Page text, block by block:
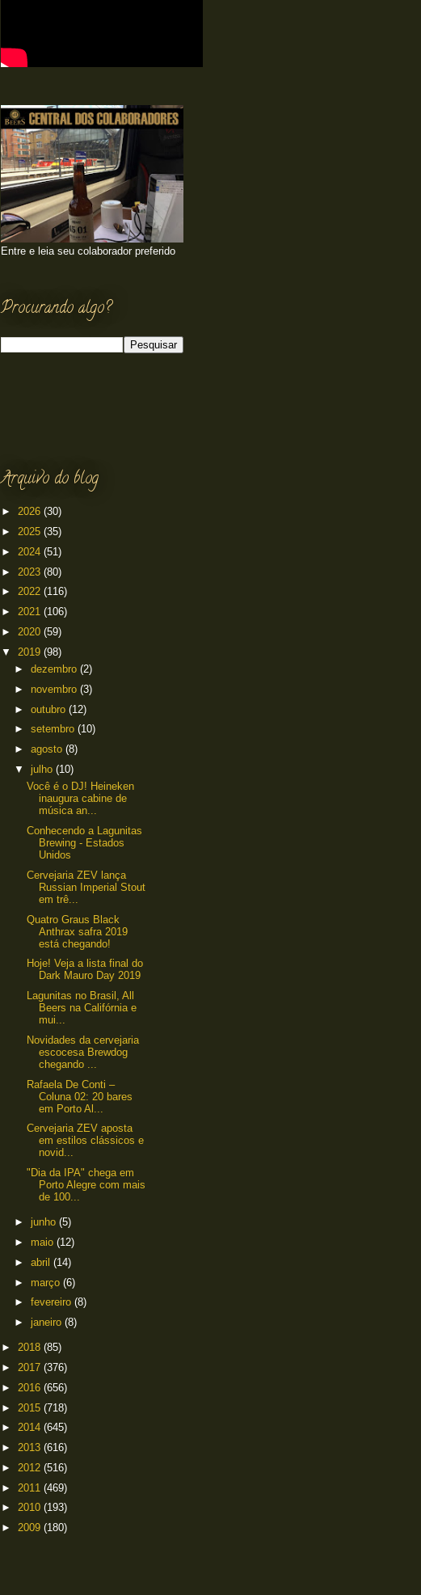
Entre e leia seu colaborador preferido
Procurando algo?
Arquivo do blog
► 2026 (30)
► 2025 (35)
► 2024 (51)
► 2023 (80)
► 2022 (116)
► 2021 (106)
► 2020 (59)
▼ 2019 (98)
► dezembro (2)
► novembro (3)
► outubro (12)
► setembro (10)
► agosto (8)
▼ julho (10)
Você é o DJ! Heineken
inaugura cabine de
música an...
Conhecendo a Lagunitas
Brewing - Estados
Unidos
Cervejaria ZEV lança
Russian Imperial Stout
em trê...
Quatro Graus Black
Anthrax safra 2019
está chegando!
Hoje! Veja a lista final do
Dark Mauro Day 2019
Lagunitas no Brasil, All
Beers na Califórnia e
mui...
Novidades da cervejaria
escocesa Brewdog
chegando ...
Rafaela De Conti –
Coluna 02: 20 bares
em Porto Al...
Cervejaria ZEV aposta
em estilos clássicos e
novid...
"Dia da IPA" chega em
Porto Alegre com mais
de 100...
► junho (5)
► maio (12)
► abril (14)
► março (6)
► fevereiro (8)
► janeiro (8)
► 2018 (85)
► 2017 (376)
► 2016 (656)
► 2015 (718)
► 2014 (645)
► 2013 (616)
► 2012 (516)
► 2011 (469)
► 2010 (193)
► 2009 (180)